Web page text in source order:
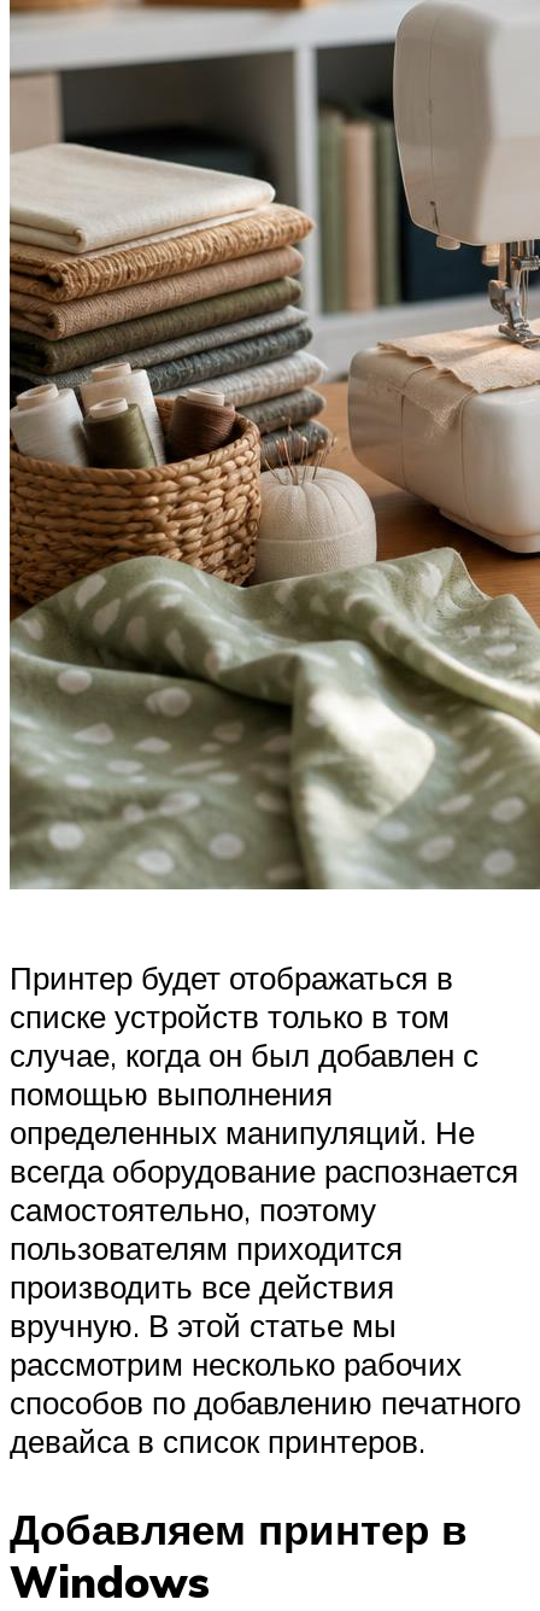
Принтер будет отображаться в
списке устройств только в том
случае, когда он был добавлен с
помощью выполнения
определенных манипуляций. Не
всегда оборудование распознается
самостоятельно, поэтому
пользователям приходится
производить все действия
вручную. В этой статье мы
рассмотрим несколько рабочих
способов по добавлению печатного
девайса в список принтеров.
Добавляем принтер в
Windows